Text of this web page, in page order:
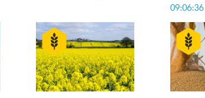
09:06:36